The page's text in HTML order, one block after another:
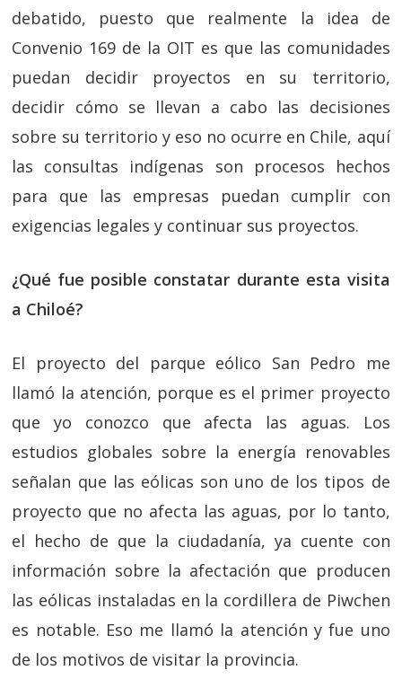
debatido, puesto que realmente la idea de
Convenio 169 de la OIT es que las comunidades
puedan decidir proyectos en su territorio,
decidir cómo se llevan a cabo las decisiones
sobre su territorio y eso no ocurre en Chile, aquí
las consultas indígenas son procesos hechos
para que las empresas puedan cumplir con
exigencias legales y continuar sus proyectos.
¿Qué fue posible constatar durante esta visita
a Chiloé?
El proyecto del parque eólico San Pedro me
llamó la atención, porque es el primer proyecto
que yo conozco que afecta las aguas. Los
estudios globales sobre la energía renovables
señalan que las eólicas son uno de los tipos de
proyecto que no afecta las aguas, por lo tanto,
el hecho de que la ciudadanía, ya cuente con
información sobre la afectación que producen
las eólicas instaladas en la cordillera de Piwchen
es notable. Eso me llamó la atención y fue uno
de los motivos de visitar la provincia.